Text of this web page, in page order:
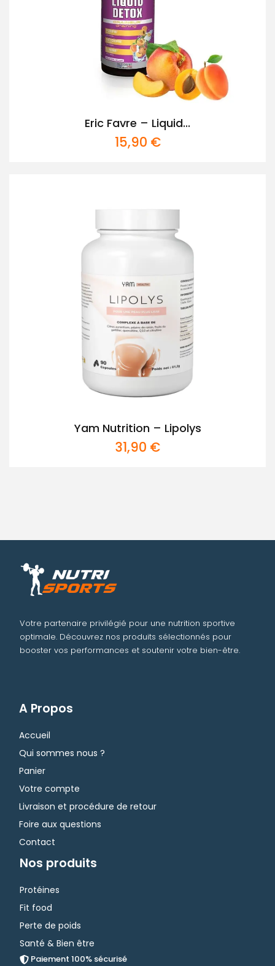
Eric Favre – Liquid...
15,90 €
Yam Nutrition – Lipolys
31,90 €
Votre partenaire privilégié pour une nutrition sportive
optimale. Découvrez nos produits sélectionnés pour
booster vos performances et soutenir votre bien-être.
A Propos
Accueil
Qui sommes nous ?
Panier
Votre compte
Livraison et procédure de retour
Foire aux questions
Contact
Nos produits
Protéines
Fit food
Perte de poids
Santé & Bien être
Paiement 100% sécurisé